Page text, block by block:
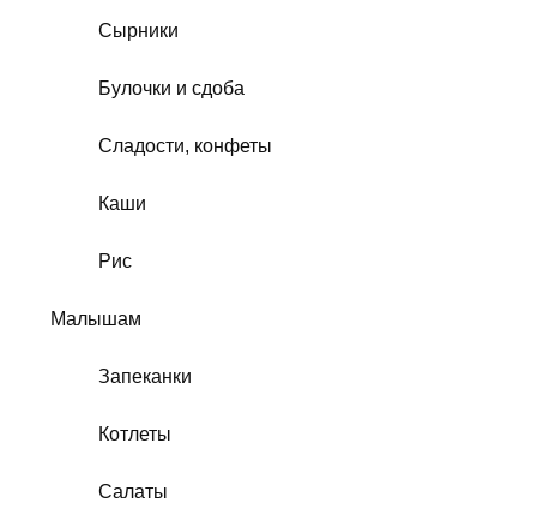
Сырники
Булочки и сдоба
Сладости, конфеты
Каши
Рис
Малышам
Запеканки
Котлеты
Салаты